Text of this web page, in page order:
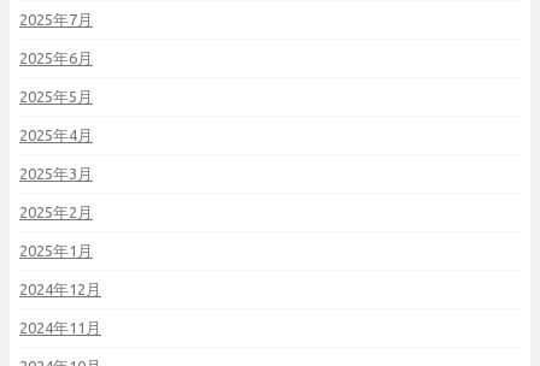
2025年7月
2025年6月
2025年5月
2025年4月
2025年3月
2025年2月
2025年1月
2024年12月
2024年11月